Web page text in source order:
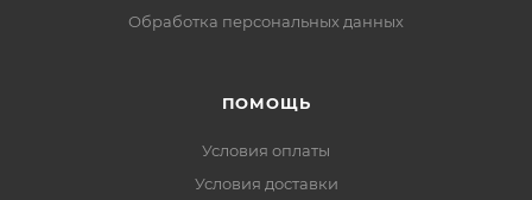
Обработка персональных данных
ПОМОЩЬ
Условия оплаты
Условия доставки